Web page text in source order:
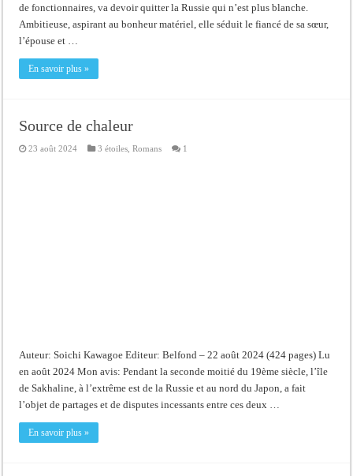
de fonctionnaires, va devoir quitter la Russie qui n’est plus blanche.
Ambitieuse, aspirant au bonheur matériel, elle séduit le fiancé de sa sœur,
l’épouse et …
En savoir plus »
Source de chaleur
23 août 2024 3 étoiles ,Romans 1
Auteur: Soichi Kawagoe Editeur: Belfond – 22 août 2024 (424 pages) Lu
en août 2024 Mon avis: Pendant la seconde moitié du 19ème siècle, l’île
de Sakhaline, à l’extrême est de la Russie et au nord du Japon, a fait
l’objet de partages et de disputes incessants entre ces deux …
En savoir plus »